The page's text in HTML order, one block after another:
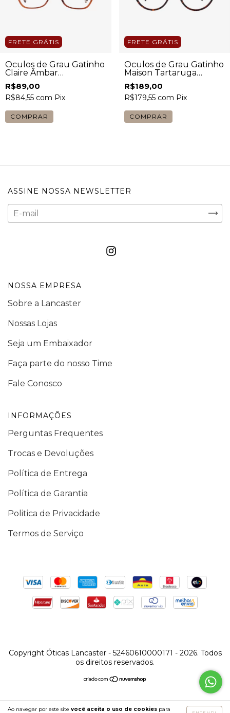
Ao navegar por este site você aceita o uso de cookies para
FRETE GRÁTIS
Óculos de Grau Gatinho
Claire Âmbar
Translúcido Feminino
R$89,00
R$84,55 com Pix
COMPRAR
FRETE GRÁTIS
Óculos de Grau Gatinho
Maison Tartaruga
Feminino
R$189,00
R$179,55 com Pix
COMPRAR
ASSINE NOSSA NEWSLETTER
NOSSA EMPRESA
Sobre a Lancaster
Nossas Lojas
Seja um Embaixador
Faça parte do nosso Time
Fale Conosco
INFORMAÇÕES
Perguntas Frequentes
Trocas e Devoluções
Política de Entrega
Política de Garantia
Politica de Privacidade
Termos de Serviço
Copyright Óticas Lancaster - 52460610000171 - 2026. Todos
os direitos reservados.